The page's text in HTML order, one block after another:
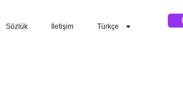
Sözlük İletişim Türkçe